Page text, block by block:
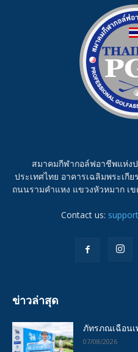
สมาคมกีฬากอล์ฟอาชีพแห่ง
ประเทศไทย อาคารเฉลิมพระเ
ถนนรามคำแหง แขวงหัวหมาก เ
Contact us:
ข่าวล่าสุด
ภัทรภณเฉือน
07/08/2026